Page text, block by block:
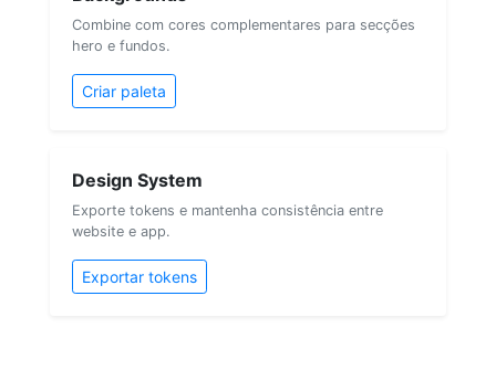
Combine com cores complementares para secções
hero e fundos.
Criar paleta
Design System
Exporte tokens e mantenha consistência entre
website e app.
Exportar tokens